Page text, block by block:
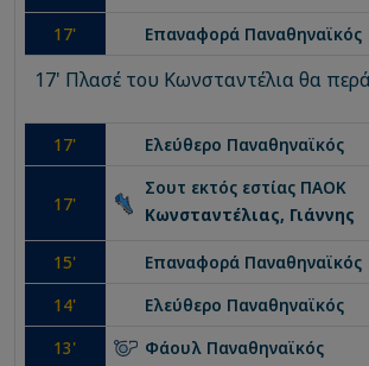
17' Επαναφορά Παναθηναϊκός
17' Πλασέ του Κωνσταντέλια θα
17' Ελεύθερο Παναθηναϊκός
17'
Σουτ εκτός εστίας ΠΑΟΚ
Κωνσταντέλιας, Γιάννης
15' Επαναφορά Παναθηναϊκός
14' Ελεύθερο Παναθηναϊκός
13' Φάουλ Παναθηναϊκός